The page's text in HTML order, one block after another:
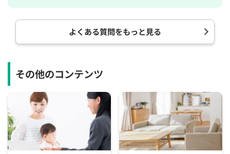
よくある質問をもっと見る
その他のコンテンツ